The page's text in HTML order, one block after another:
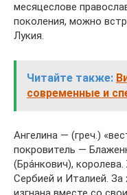
месяцеслове
поколения, можно
Лукия.
Читайте также:
современные и
Ангелина — (греч.)
покровитель —
(Бра́нкович),
Сербией и Италией. За